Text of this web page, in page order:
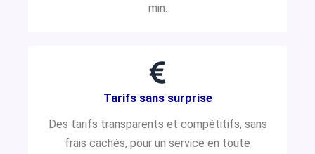
min.
Tarifs sans surprise
Des tarifs transparents et compétitifs, sans
frais cachés, pour un service en toute